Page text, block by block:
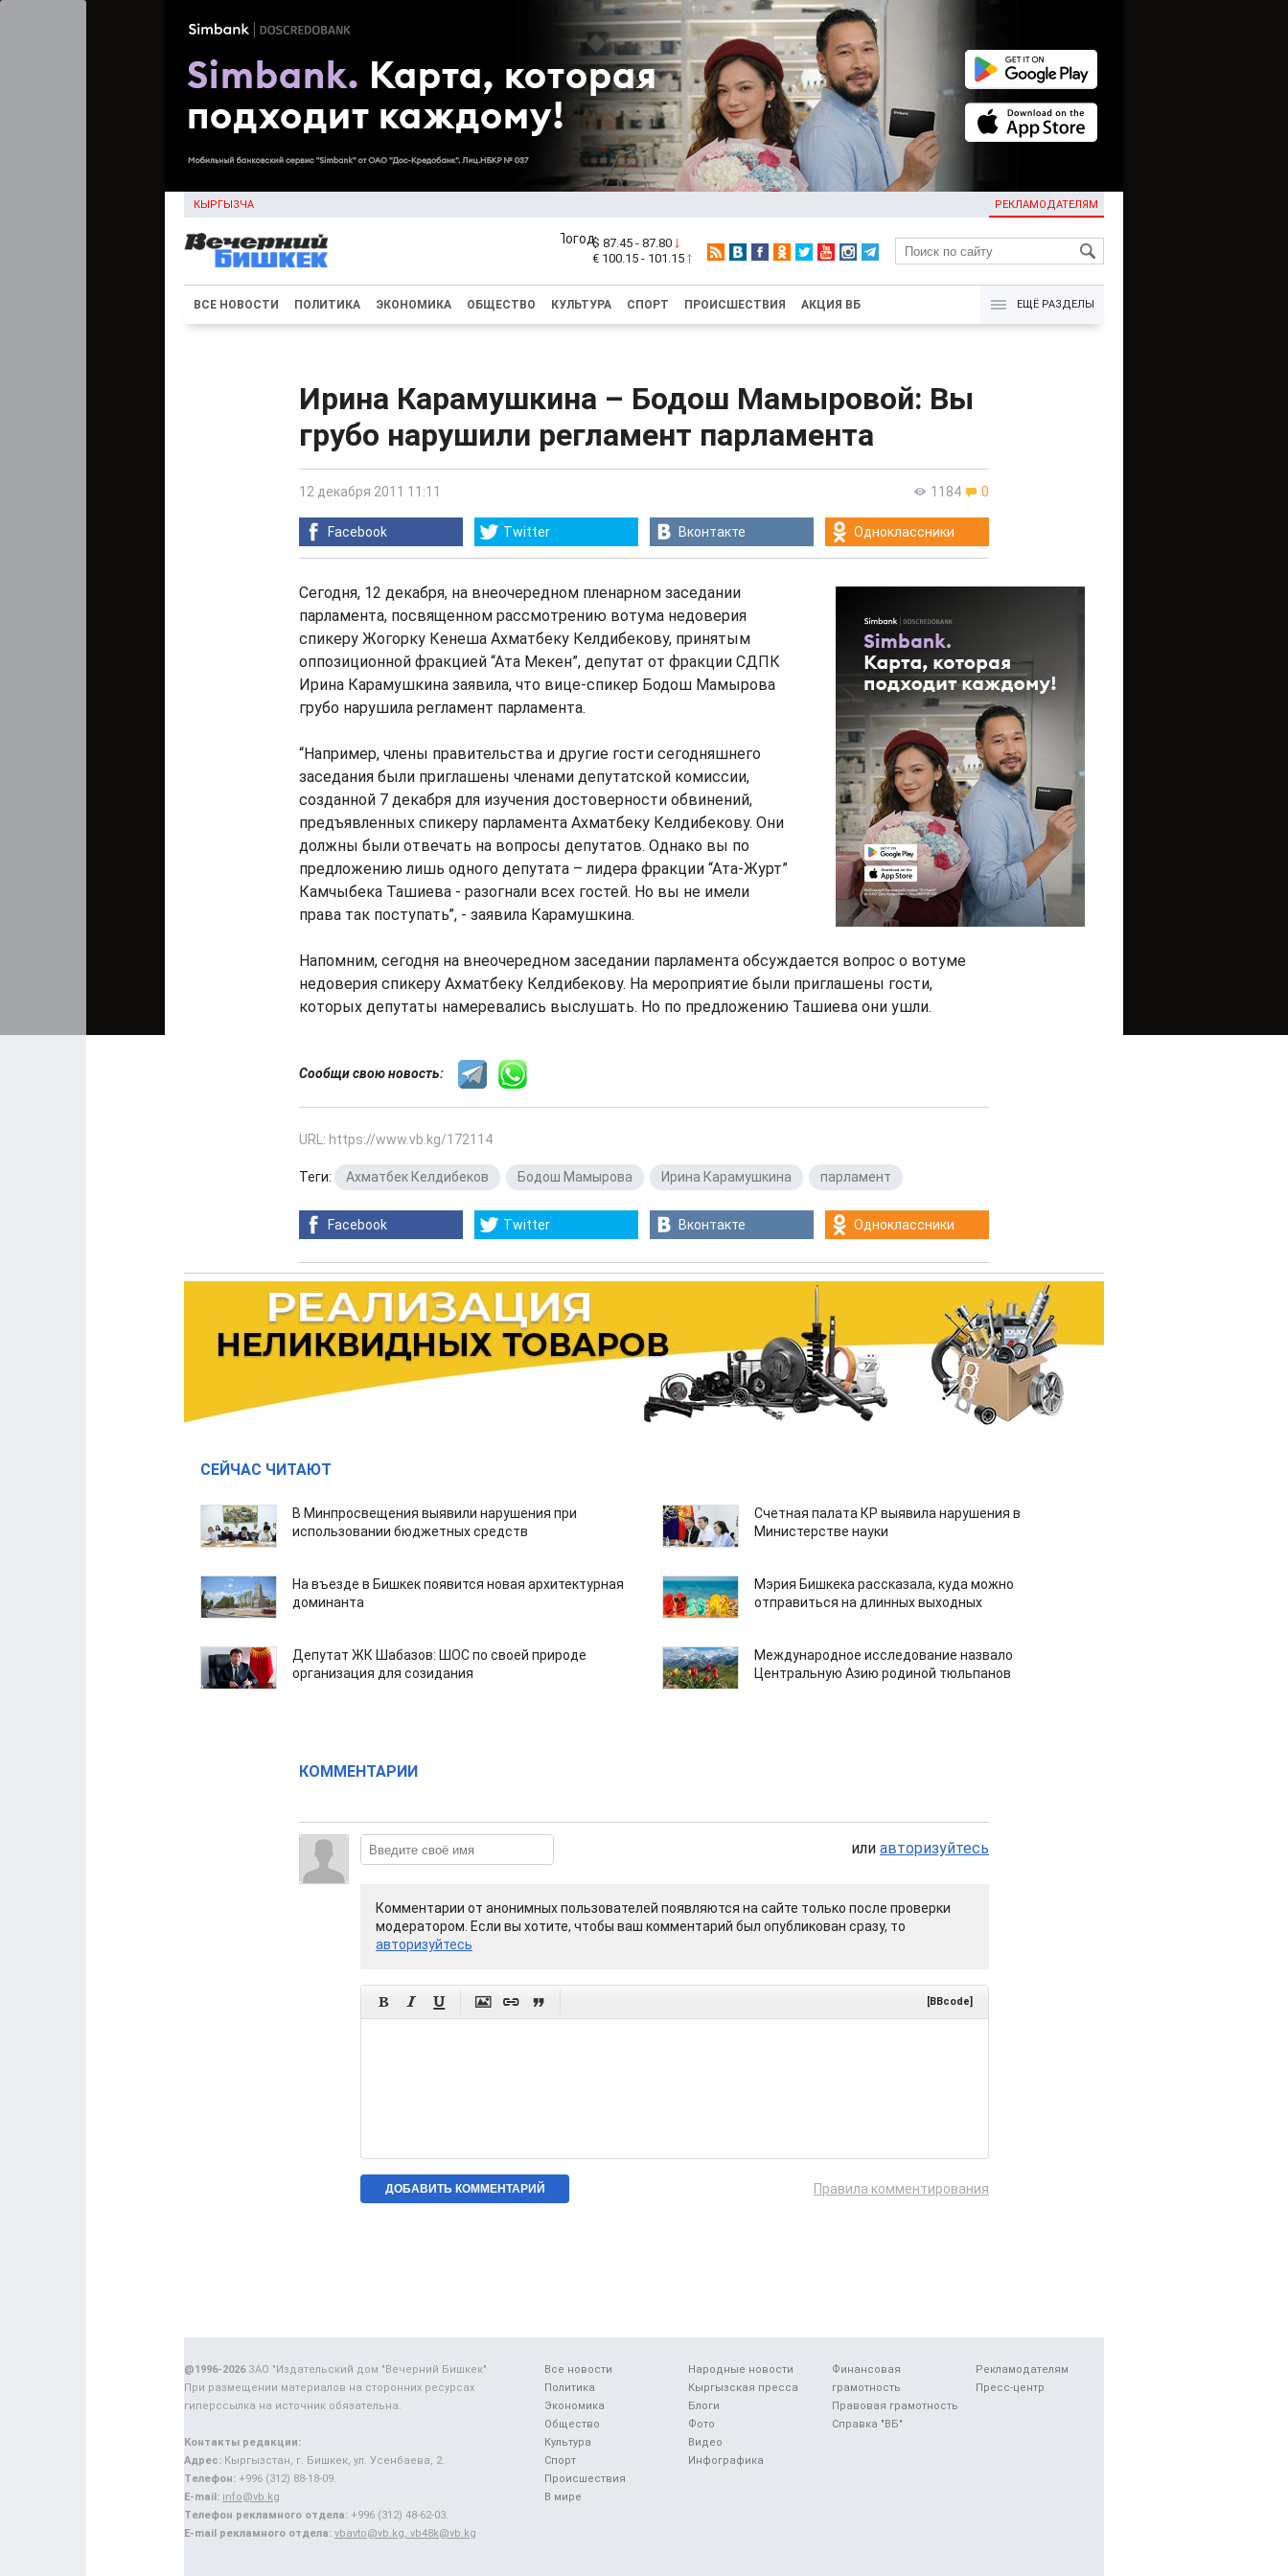
КЫРГЫЗЧА РЕКЛАМОДАТЕЛЯМ
KG
$ 87.45 - 87.80
€ 100.15 - 101.15
ВСЕ НОВОСТИ ПОЛИТИКА ЭКОНОМИКА ОБЩЕСТВО КУЛЬТУРА СПОРТ ПРОИСШЕСТВИЯ АКЦИЯ ВБ ЕЩЁ РАЗДЕЛЫ
Ирина Карамушкина – Бодош Мамыровой: Вы
грубо нарушили регламент парламента
1184 0
12 декабря 2011 11:11
Facebook Twitter Вконтакте Одноклассники
Сегодня, 12 декабря, на внеочередном пленарном заседании
парламента, посвященном рассмотрению вотума недоверия
спикеру Жогорку Кенеша Ахматбеку Келдибекову, принятым
оппозиционной фракцией “Ата Мекен”, депутат от фракции СДПК
Ирина Карамушкина заявила, что вице-спикер Бодош Мамырова
грубо нарушила регламент парламента.
“Например, члены правительства и другие гости сегодняшнего
заседания были приглашены членами депутатской комиссии,
созданной 7 декабря для изучения достоверности обвинений,
предъявленных спикеру парламента Ахматбеку Келдибекову. Они
должны были отвечать на вопросы депутатов. Однако вы по
предложению лишь одного депутата – лидера фракции “Ата-Журт”
Камчыбека Ташиева - разогнали всех гостей. Но вы не имели
права так поступать”, - заявила Карамушкина.
Напомним, сегодня на внеочередном заседании парламента обсуждается вопрос о вотуме
недоверия спикеру Ахматбеку Келдибекову. На мероприятие были приглашены гости,
которых депутаты намеревались выслушать. Но по предложению Ташиева они ушли.
Сообщи свою новость:
URL: https://www.vb.kg/172114
Теги: Ахматбек Келдибеков Бодош Мамырова Ирина Карамушкина парламент
Facebook Twitter Вконтакте Одноклассники
СЕЙЧАС ЧИТАЮТ
В Минпросвещения выявили нарушения при
использовании бюджетных средств
Счетная палата КР выявила нарушения в
Министерстве науки
На въезде в Бишкек появится новая архитектурная
доминанта
Мэрия Бишкека рассказала, куда можно
отправиться на длинных выходных
Депутат ЖК Шабазов: ШОС по своей природе
организация для созидания
Международное исследование назвало
Центральную Азию родиной тюльпанов
КОММЕНТАРИИ
или авторизуйтесь
Комментарии от анонимных пользователей появляются на сайте только после проверки
модератором. Если вы хотите, чтобы ваш комментарий был опубликован сразу, то
авторизуйтесь
      [BBcode]
Правила комментирования
Все новости
Политика
Экономика
Общество
Культура
Спорт
Происшествия
В мире
Народные новости
Кыргызская пресса
Блоги
Фото
Видео
Инфографика
Финансовая
грамотность
Правовая грамотность
Справка "ВБ"
Рекламодателям
Пресс-центр
@1996-2026ЗАО "Издательский дом "Вечерний Бишкек"
При размещении материалов на сторонних ресурсах
гиперссылка на источник обязательна.
Контакты редакции:
Адрес: Кыргызстан, г. Бишкек, ул. Усенбаева, 2.
Телефон: +996 (312) 88-18-09.
E-mail: info@vb.kg
Телефон рекламного отдела: +996 (312) 48-62-03.
E-mail рекламного отдела: vbavto@vb.kg, vb48k@vb.kg